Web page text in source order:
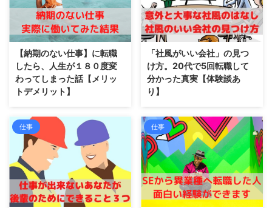
【納期のない仕事】に転職
したら、人生が１８０度変
わってしまった話【メリッ
トデメリット】
「社風がいい会社」の見つ
け方。20代で5回転職して
分かった真実【体験談あ
り】
仕事 仕事